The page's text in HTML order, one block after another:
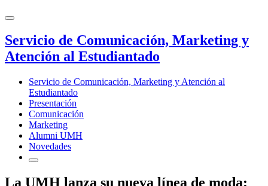
Servicio de Comunicación, Marketing y
Atención al Estudiantado
Servicio de Comunicación, Marketing y Atención al
Estudiantado
Presentación
Comunicación
Marketing
Alumni UMH
Novedades
La UMH lanza su nueva línea de moda: